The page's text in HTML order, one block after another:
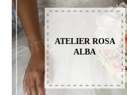
ATELIER ROSA
ALBA